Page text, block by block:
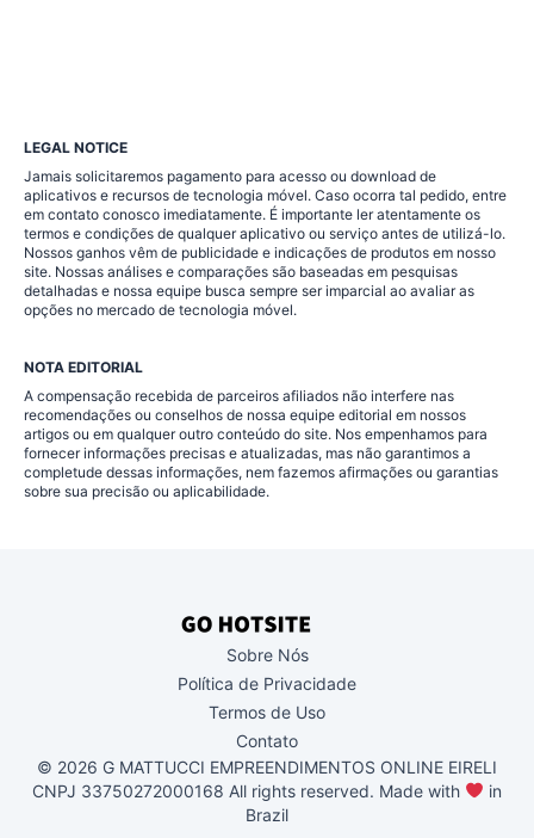
LEGAL NOTICE
Jamais solicitaremos pagamento para acesso ou download de
aplicativos e recursos de tecnologia móvel. Caso ocorra tal pedido, entre
em contato conosco imediatamente. É importante ler atentamente os
termos e condições de qualquer aplicativo ou serviço antes de utilizá-lo.
Nossos ganhos vêm de publicidade e indicações de produtos em nosso
site. Nossas análises e comparações são baseadas em pesquisas
detalhadas e nossa equipe busca sempre ser imparcial ao avaliar as
opções no mercado de tecnologia móvel.
NOTA EDITORIAL
A compensação recebida de parceiros afiliados não interfere nas
recomendações ou conselhos de nossa equipe editorial em nossos
artigos ou em qualquer outro conteúdo do site. Nos empenhamos para
fornecer informações precisas e atualizadas, mas não garantimos a
completude dessas informações, nem fazemos afirmações ou garantias
sobre sua precisão ou aplicabilidade.
Sobre Nós
Política de Privacidade
Termos de Uso
Contato
© 2026 G MATTUCCI EMPREENDIMENTOS ONLINE EIRELI
CNPJ 33750272000168 All rights reserved. Made with
in
Brazil